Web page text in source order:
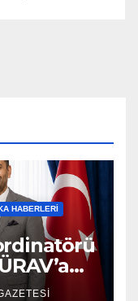
HABERLERI